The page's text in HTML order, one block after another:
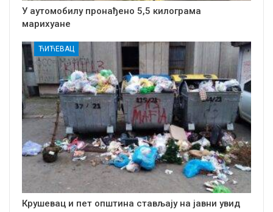
У аутомобилу пронађено 5,5 килограма
марихуане
ЋИЋЕВАЦ
Крушевац и пет општина стављају на јавни увид